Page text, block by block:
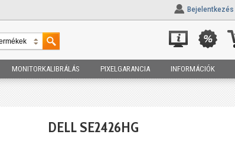
Bejelentkezés
MONITORKALIBRÁLÁS PIXELGARANCIA INFORMÁCIÓK
DELL SE2426HG